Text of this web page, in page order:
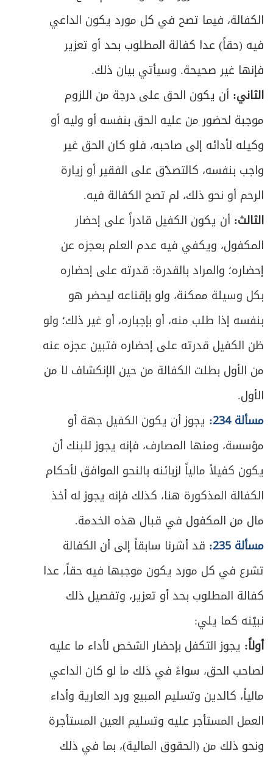
الكفالة، فيما تصح في كل مورد يكون الداعي
فيه (حقاً) عدا كفالة المطلوب بحد أو تعزير
فإنها غير صحيحة. وسيأتي بيان ذلك.
الثاني: أن يكون الحق على درجة من اللزوم
موجبة لحضور من عليه الحق بنفسه أو وليه أو
وكيله لأدائه إلى صاحبه، فلو كان الحق غير
واجب بنفسه، كالتصدّق على الفقير أو زيارة
الرحم أو نحو ذلك، لم تصح الكفالة فيه.
الثالث: أن يكون الكفيل قادراً على إحضار
المكفول، ويكفي فيه عدم العلم بعجزه عن
إحضاره؛ والمراد بالقدرة: قدرته على إحضاره
بكل وسيلة ممكنة، ولو بإقناعه ليحضر هو
بنفسه إذا طلب منه، أو بإجباره، أو غير ذلك؛ ولو
ظن الكفيل قدرته على إحضاره فتبين عجزه عنه
من الأول بطلت الكفالة من حين الإنكشاف لا من
الأول.
مسألة 234:
يجوز أن يكون الكفيل جهة أو
مؤسسة، ومنها المصارف، فإنه يجوز للبنك أن
يكون كفيلاً مالياً لزبائنه بالنحو الموافق لأحكام
الكفالة المذكورة هنا، كذلك فإنه يجوز له أخذ
مال من المكفول في قبال هذه الخدمة.
مسألة 235:
قد أشرنا سابقاً إلى أن الكفالة
تشرع في كل مورد يكون موجبها فيه حقاً، عدا
كفالة المطلوب بحد أو تعزير، وتفصيل ذلك
نبيّنه كما يلي:
أولاً: يجوز التكفل بإحضار الشخص لأداء ما عليه
لصاحب الحق، سواءً في ذلك ما لو كان الداعي
مالياً، كالدين وتسليم المبيع ورد العارية وأداء
العمل المستأجر عليه وتسليم العين المستأجرة
ونحو ذلك من (الحقوق المالية)، بما في ذلك
346 المبحث الثالث: في المُقَر به
ص
350 الباب الثالث: في اليمين والنذر والعهد
352
المبحث الأول: في تعريف اليمين والصيغة
والأقسام
361
المبحث الثاني: في شروط الحالف والناذر
والمعاهد
364
المبحث الثالث: في متعلق اليمين والنذر
والعهد
ص
367 المبحث الرابع: في أحكام الوفاء بالنذر والحنث
374 الباب الرابع: في الكفّارات
ص
376 المبحث الأول: في موجبات الكفارة وخصالها
ص380 المبحث الثاني: في كيفية القيام بكل خصلة
392 الباب الخامس: في الأطعمة والأشربة
ص
395
والأشربة
ص
400 المبحث الثاني: في ما يحل تناوله عند الاضطرار
ص
408 القسم الثاني: في أحكام الزواج والأسرة
413 مدخل في أحكام العلاقة بين الرجل والمرأة
ص
415 العلاقة بين الرجل والمَرأة
422 الباب الأول: في الزواج
ص430 المبحث الأول: في الكفاءة في الدين
ص431 المبحث الثاني: في من يحرم تزوجه بالقرابة
445
المبحث الثالث: في من يحرم التزوج منه لغير
القرابة
457 الفصل الثاني: في العقد والمتعاقدين